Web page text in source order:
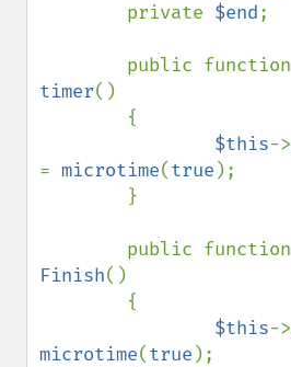
        private
$end;
timer()
$this->
= microtime(true );
Finish()
$this->
microtime(true );